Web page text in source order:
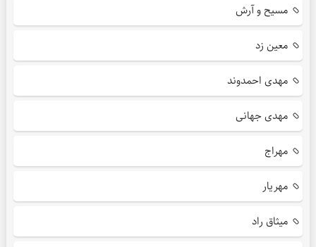
مسیح و آرش
معین زد
مهدی احمدوند
مهدی جهانی
مهراج
مهریار
میثاق راد